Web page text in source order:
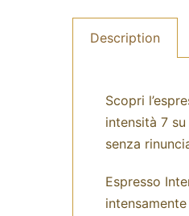
Description
Scopri
intensità 7
senza
Espresso